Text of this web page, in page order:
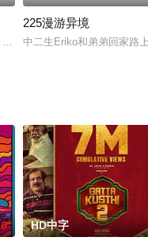
将劫匪击毙。但劫匪的哥哥
）一心专注社团训练，虽然
225漫游异境
中二生Eriko和弟弟回家路
HD中字